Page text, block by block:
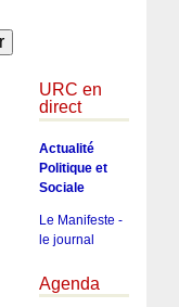
URC en
direct
Actualité
Politique et
Sociale
Le Manifeste -
le journal
Agenda